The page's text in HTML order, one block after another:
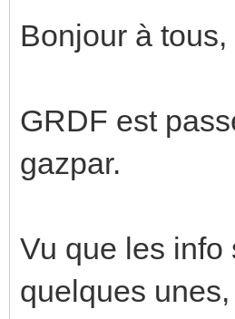
Bonjour à tous,
GRDF est
gazpar.
Vu que les info
quelques